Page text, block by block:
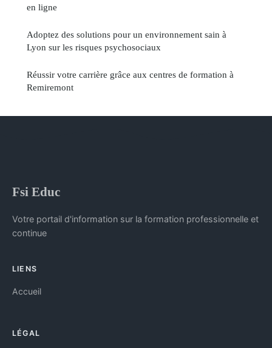
en ligne
Adoptez des solutions pour un environnement sain à
Lyon sur les risques psychosociaux
Réussir votre carrière grâce aux centres de formation à
Remiremont
Fsi Educ
Votre portail d'information sur la formation professionnelle et
continue
LIENS
Accueil
LÉGAL